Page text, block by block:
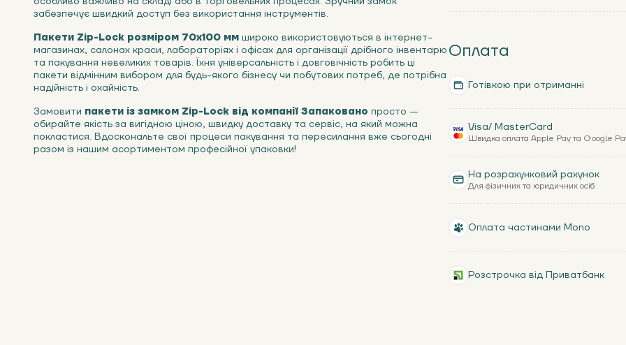
забезпечує швидкий доступ без використання інструментів.
Пакети Zip-Lock розміром 70х100 мм широко використовуються в інтернет-
магазинах, салонах краси, лабораторіях і офісах для організації дрібного інвентарю
та пакування невеликих товарів. Їхня універсальність і довговічність робить ці
пакети відмінним вибором для будь-якого бізнесу чи побутових потреб, де потрібна
надійність і охайність.
Замовити пакети із замком Zip-Lock від компанії Запаковано просто —
обирайте якість за вигідною ціною, швидку доставку та сервіс, на який можна
покластися. Вдоскональте свої процеси пакування та пересилання вже сьогодні
разом із нашим асортиментом професійної упаковки!
Оплата
Готівкою при отриманні
Visa/ MasterCard
Швидка оплата Apple Pay та Google
На розрахунковий рахунок
Для фізичних та юридичних осіб
Оплата частинами Mono
Розстрочка від Приватбанк